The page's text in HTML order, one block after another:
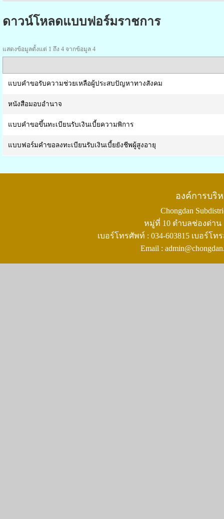
ดาวน์โหลดแบบฟอร์มราชการ
แสดงข้อมูลตั้งแต่ 1 ถึง 4 จากข้อมูล 4
แบบคำขอรับความช่วยเหลือผู้ประสบปัญหาทางสังคม
หนังสือมอบอำนาจ
แบบคำขอขึ้นทะเบียนรับเงินเบี้ยความพิการ
แบบฟอร์มคำขอลงทะเบียนรับเงินเบี้ยยังชีพผู้สูงอายุ
องค์การบริ
Chongdan
หมู่ที่ 10 ตำบลช่องด่าน
เบอร์โทรศัพท์ : 034-603815 เบอร์โท
Email :